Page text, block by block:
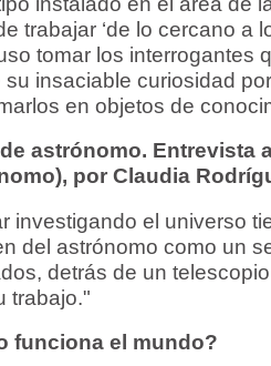
trabajar ‘de lo cercano a
tomar los interrogantes
su insaciable curiosidad
en objetos de
astrónomo. Entrevista
por Claudia
investigando el universo
del astrónomo como un
detrás de un
trabajo."
funciona el mundo?